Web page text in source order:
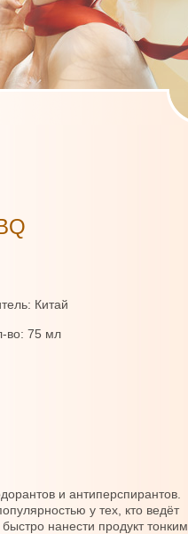
Китай
во: 75 мл
и антиперспирантов.
у тех, кто ведёт
нанести продукт тонким